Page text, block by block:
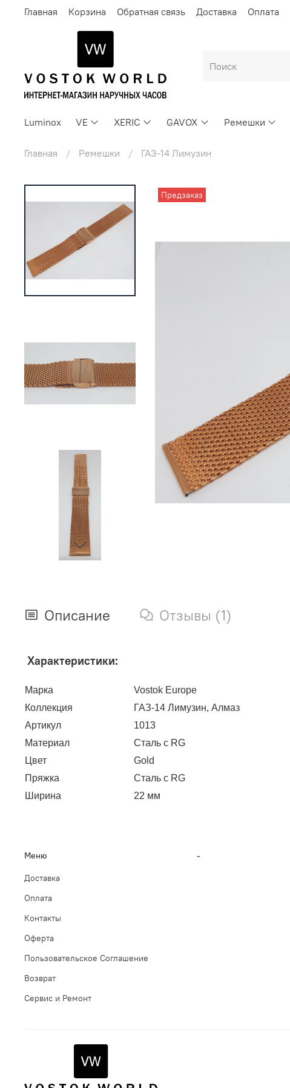
Главная Корзина Обратная связь Доставка Оплата
Luminox VE XERIC GAVOX Ремешки
Главная Ремешки ГАЗ-14 Лимузин
Предзаказ
Описание Отзывы (1)
Характеристики:
Марка
Vostok Europe
Коллекция
ГАЗ-14 Лимузин, Алмаз
Артикул
1013
Материал
Сталь с RG
Цвет
Gold
Пряжка
Сталь с RG
Ширина
22 мм
Меню
Доставка
Оплата
Контакты
Оферта
Пользовательское Соглашение
Возврат
Сервис и Ремонт
-